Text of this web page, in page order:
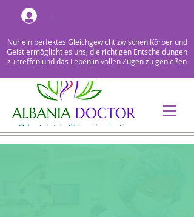
Nur ein perfektes Gleichgewicht zwischen Körper und
Geist ermöglicht es uns, die richtigen Entscheidungen
zu treffen und das Leben in vollen Zügen zu genießen